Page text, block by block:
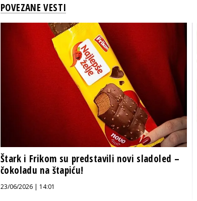
POVEZANE VESTI
Štark i Frikom su predstavili novi sladoled –
čokoladu na štapiću!
23/06/2026 | 14:01